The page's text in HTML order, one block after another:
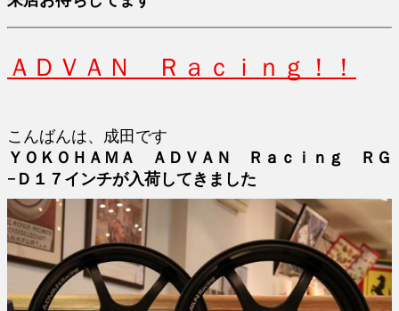
ＡＤＶＡＮ Ｒａｃｉｎｇ！！
こんばんは、成田です
ＹＯＫＯＨＡＭＡ ＡＤＶＡＮ Ｒａｃｉｎｇ ＲＧ
−Ｄ１７インチが入荷してきました